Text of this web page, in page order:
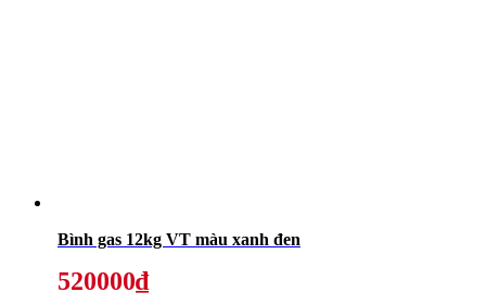
Bình gas 12kg VT màu xanh đen
520000₫